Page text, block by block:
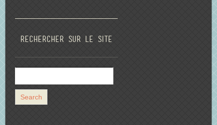
Rechercher sur le site